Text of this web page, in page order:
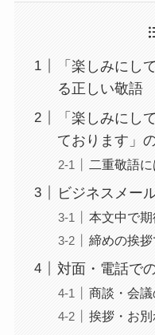
「楽しみにし
る正しい敬語
「楽しみにし
ております」
二重敬語
ビジネスメー
本文中で
締めの挨
対面・電話で
商談・会
挨拶・お